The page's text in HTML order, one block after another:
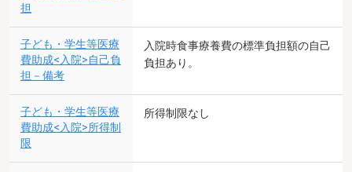
担
子ども・学生等医療
費助成<入院>自己負
担－備考
入院時食事療養費の標準負担額の自己
負担あり。
子ども・学生等医療
費助成<入院>所得制
限
所得制限なし